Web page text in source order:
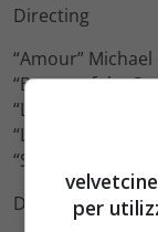
Directing
“Amour” Michael
“Beasts of the
“Life of Pi” Ang Lee
“Lincoln” Steven
“Silver Linings
Documentary
per